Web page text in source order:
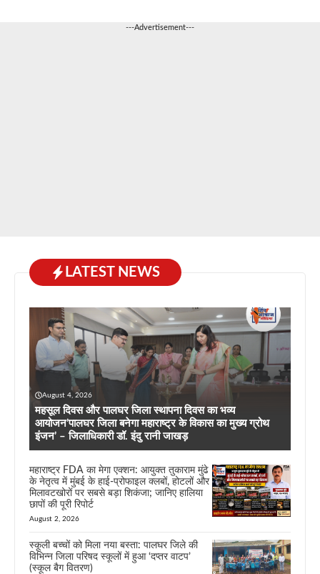
---Advertisement---
LATEST NEWS
August 4, 2026
महसूल दिवस और पालघर जिला स्थापना दिवस का भव्य
आयोजन’पालघर जिला बनेगा महाराष्ट्र के विकास का मुख्य ग्रोथ
इंजन’ – जिलाधिकारी डॉ. इंदु रानी जाखड़
महाराष्ट्र FDA का मेगा एक्शन: आयुक्त तुकाराम मुंढे
के नेतृत्व में मुंबई के हाई-प्रोफाइल क्लबों, होटलों और
मिलावटखोरों पर सबसे बड़ा शिकंजा; जानिए हालिया
छापों की पूरी रिपोर्ट
August 2, 2026
स्कूली बच्चों को मिला नया बस्ता: पालघर जिले की
विभिन्न जिला परिषद स्कूलों में हुआ ‘दप्तर वाटप’
(स्कूल बैग वितरण)